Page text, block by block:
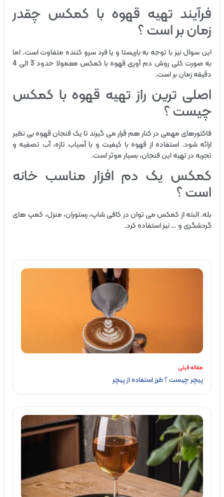
فرآیند تهیه قهوه با کمکس چقدر
زمان بر است ؟
این سوال نیز با توجه به باریستا و یا فرد سرو کننده متفاوت است. اما
به صورت کلی روش دم آوری قهوه با کمکس معمولا حدود 3 الی 4
دقیقه زمان بر است.
اصلی ترین راز تهیه قهوه با کمکس
چیست ؟
فاکتورهای مهمی در کنار هم قرار می گیرند تا یک فنجان قهوه بی نظیر
ارائه شود. استفاده از قهوه با کیفیت و با آسیاب تازه، آب تصفیه و
تجربه در تهیه این فنجان، بسیار موثر است.
کمکس یک دم افزار مناسب خانه
است ؟
بله. البته از کمکس می توان در کافی شاپ، رستوران، منزل، کمپ های
گردشگری و … نیز استفاده کرد.
مقاله قبلی
پیچر چیست ؟ طرز استفاده از پیچر